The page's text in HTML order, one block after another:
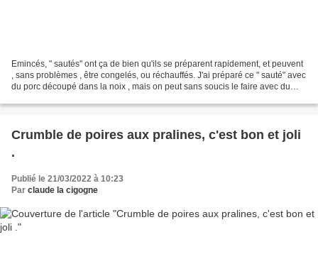
Emincés, " sautés" ont ça de bien qu'ils se préparent rapidement, et peuvent
, sans problèmes , être congelés, ou réchauffés. J'ai préparé ce " sauté" avec
du porc découpé dans la noix , mais on peut sans soucis le faire avec du
Crumble de poires aux pralines, c'est bon et joli
.
Publié le 21/03/2022 à 10:23
Par claude la cigogne